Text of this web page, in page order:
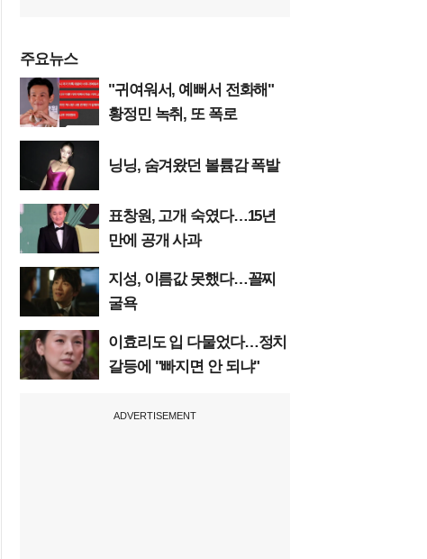
주요뉴스
"귀여워서, 예뻐서 전화해"
황정민 녹취, 또 폭로
닝닝, 숨겨왔던 볼륨감 폭발
표창원, 고개 숙였다…15년
만에 공개 사과
지성, 이름값 못했다…꼴찌
굴욕
이효리도 입 다물었다…정치
갈등에 "빠지면 안 되냐"
ADVERTISEMENT